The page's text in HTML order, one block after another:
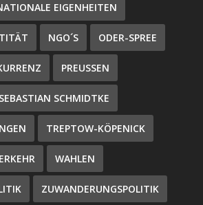
EIGENHEITEN
NGO´S ODER-SPREE
PREUSSEN
SEBASTIAN SCHMIDTKE
TREPTOW-KÖPENICK
WAHLEN
ZUWANDERUNGSPOLITIK